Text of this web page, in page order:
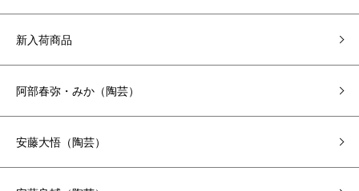
新入荷商品
阿部春弥・みか（陶芸）
安藤大悟（陶芸）